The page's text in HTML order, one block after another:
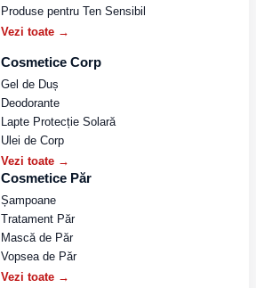
Produse pentru Ten Sensibil
Vezi toate →
Cosmetice Corp
Gel de Duș
Deodorante
Lapte Protecție Solară
Ulei de Corp
Vezi toate →
Cosmetice Păr
Șampoane
Tratament Păr
Mască de Păr
Vopsea de Păr
Vezi toate →